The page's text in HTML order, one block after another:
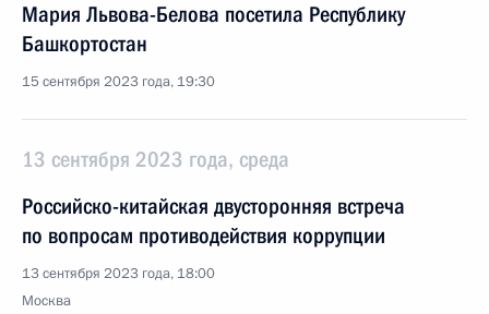
Мария Львова-Белова посетила Республику
Башкортостан
15 сентября 2023 года, 19:30
13 сентября 2023 года, среда
Российско-китайская двусторонняя встреча
по вопросам противодействия коррупции
13 сентября 2023 года, 18:00
Москва